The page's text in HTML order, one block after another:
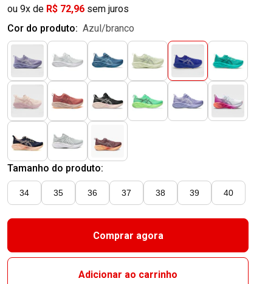
ou 9x de R$ 72,96 sem juros
Cor do produto:
azul/branco
Tamanho do produto:
34 35 36 37 38 39 40
Comprar agora
Adicionar ao carrinho